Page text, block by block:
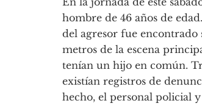
hombre de 46 años de
del agresor fue
metros de la escena
tenían un hijo en común.
existían registros de
hecho, el personal policial